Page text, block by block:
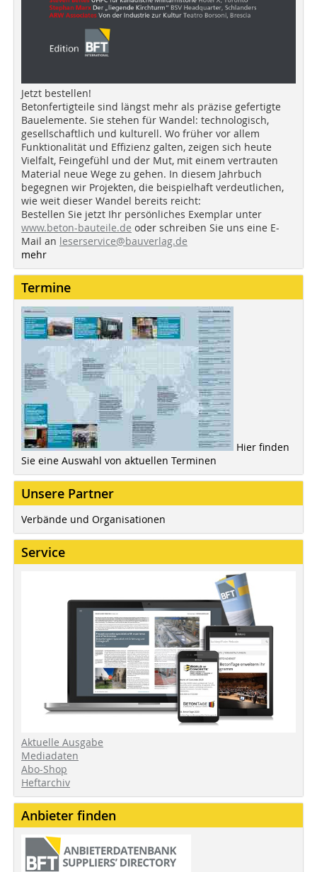
Jetzt bestellen!
Betonfertigteile sind längst mehr als präzise gefertigte
Bauelemente. Sie stehen für Wandel: technologisch,
gesellschaftlich und kulturell. Wo früher vor allem
Funktionalität und Effizienz galten, zeigen sich heute
Vielfalt, Feingefühl und der Mut, mit einem vertrauten
Material neue Wege zu gehen. In diesem Jahrbuch
begegnen wir Projekten, die beispielhaft verdeutlichen,
wie weit dieser Wandel bereits reicht:
Bestellen Sie jetzt Ihr persönliches Exemplar unter
www.beton-bauteile.de oder schreiben Sie uns eine E-
Mail an leserservice@bauverlag.de
mehr
Termine
Hier finden
Sie eine Auswahl von aktuellen Terminen
Unsere Partner
Verbände und Organisationen
Service
Aktuelle Ausgabe
Mediadaten
Abo-Shop
Heftarchiv
Anbieter finden